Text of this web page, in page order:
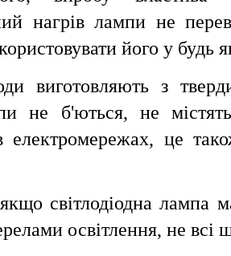
нагрів лампи не
його у будь
виготовляють з
не б'ються, не
електромережах, це
світлодіодна лампа
освітлення, не всі